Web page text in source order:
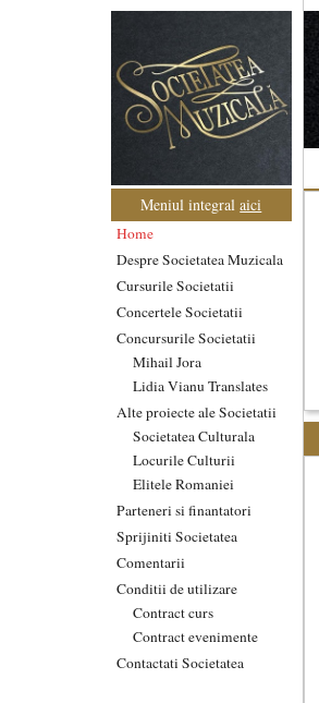
Meniul integralaici
Home
Despre Societatea Muzicala
Cursurile Societatii
Concertele Societatii
Concursurile Societatii
Mihail Jora
Lidia Vianu Translates
Alte proiecte ale Societatii
Societatea Culturala
Locurile Culturii
Elitele Romaniei
Parteneri si finantatori
Sprijiniti Societatea
Comentarii
Conditii de utilizare
Contract curs
Contract evenimente
Contactati Societatea